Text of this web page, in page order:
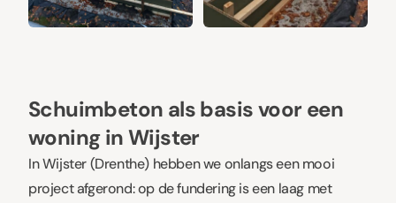
Schuimbeton als basis voor een
woning in Wijster
In Wijster (Drenthe) hebben we onlangs een mooi
project afgerond: op de fundering is een laag met